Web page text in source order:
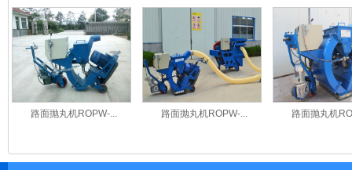
路面抛丸机ROPW-... 路面抛丸机ROPW-... 路面抛丸机